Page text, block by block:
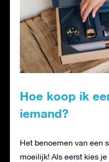
Hoe koop ik
iemand?
Het benoemen van een
moeilijk! Als eerst kies